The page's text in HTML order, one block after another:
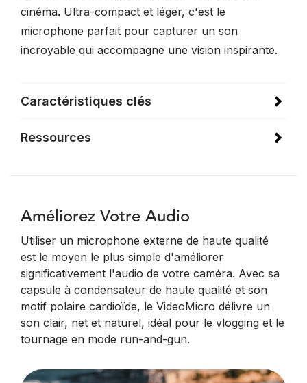
cinéma. Ultra-compact et léger, c'est le
microphone parfait pour capturer un son
incroyable qui accompagne une vision inspirante.
Caractéristiques clés
Ressources
Améliorez Votre Audio
Utiliser un microphone externe de haute qualité
est le moyen le plus simple d'améliorer
significativement l'audio de votre caméra. Avec sa
capsule à condensateur de haute qualité et son
motif polaire cardioïde, le VideoMicro délivre un
son clair, net et naturel, idéal pour le vlogging et le
tournage en mode run-and-gun.